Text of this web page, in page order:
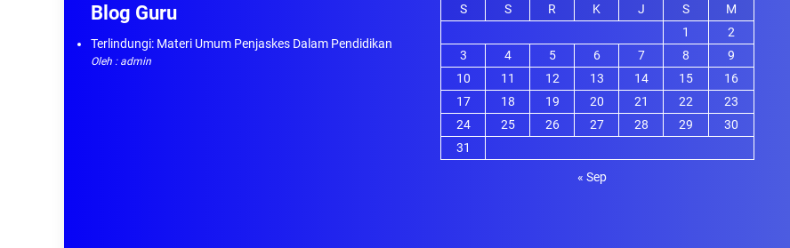
Blog Guru
Terlindungi: Materi Umum Penjaskes Dalam Pendidikan
Oleh : admin
S S R K J S
M
1
2
3
4 5 6 7 8
9
10
11 12 13 14 15
16
17
18 19 20 21 22
23
24
25 26 27 28 29
30
31
« Sep